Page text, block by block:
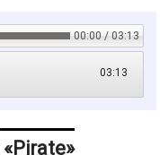
00:00 / 03:13
03:13
Pirate